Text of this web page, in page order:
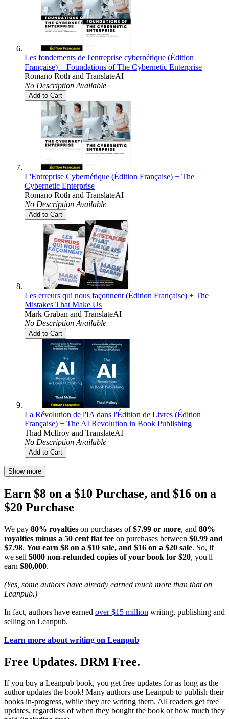
Les fondements de l'entreprise cybernétique (Édition
Française) + Foundations of The Cybernetic Enterprise
Romano Roth and TranslateAI
No Description Available
Add to Cart
L'Entreprise Cybernétique (Édition Française) + The
Cybernetic Enterprise
Romano Roth and TranslateAI
No Description Available
Add to Cart
Les erreurs qui nous façonnent (Édition Française) + The
Mistakes That Make Us
Mark Graban and TranslateAI
No Description Available
Add to Cart
La Révolution de l'IA dans l'Édition de Livres (Édition
Française) + The AI Revolution in Book Publishing
Thad McIlroy and TranslateAI
No Description Available
Add to Cart
Show more
Earn $8 on a $10 Purchase, and $16 on a
$20 Purchase
We pay 80% royalties on purchases of$7.99 or more, and 80%
royalties minus a 50 cent flat fee on purchases between $0.99 and
$7.98. You earn $8 on a $10 sale, and $16 on a $20 sale. So, if
we sell 5000 non-refunded copies of your book for $20, you'll
earn $80,000.
(Yes, some authors have already earned much more than that on
Leanpub.)
In fact, authors have earned over $15 million writing, publishing and
selling on Leanpub.
Learn more about writing on Leanpub
Free Updates. DRM Free.
If you buy a Leanpub book, you get free updates for as long as the
author updates the book! Many authors use Leanpub to publish their
books in-progress, while they are writing them. All readers get free
updates, regardless of when they bought the book or how much they